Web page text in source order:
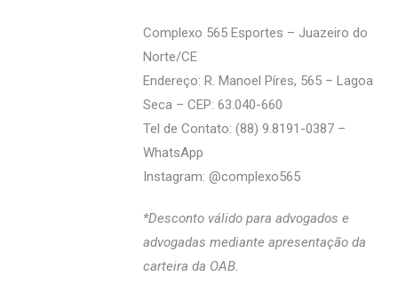
Complexo 565 Esportes – Juazeiro do
Norte/CE
Endereço: R. Manoel Píres, 565 – Lagoa
Seca – CEP: 63.040-660
Tel de Contato: (88) 9.8191-0387 –
WhatsApp
Instagram: @‌complexo565
*Desconto válido para advogados e
advogadas mediante apresentação da
carteira da OAB.